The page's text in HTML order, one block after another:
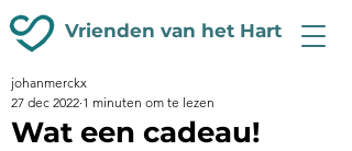
Vrienden van het Hart
Wat een cadeau!
johanmerckx
27 dec 2022 1 minuten om te lezen